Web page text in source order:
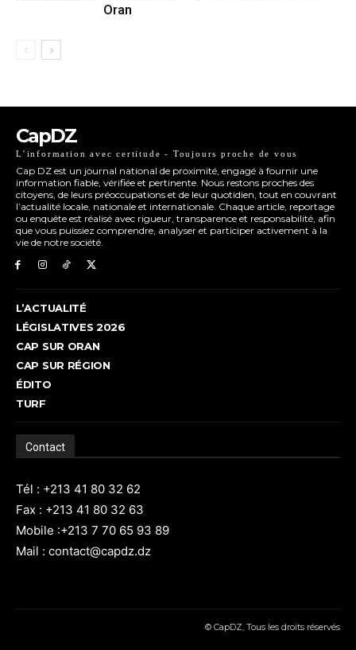
Oran
CapDZ
L’information avec certitude - Toujours proche de vous
Cap DZ est un journal national de proximité, engagé à fournir une
information fiable, vérifiée et pertinente. Nous restons proches des
citoyens, de leurs préoccupations et de leur quotidien, tout en couvrant
l’actualité locale, nationale et internationale. Chaque article, reportage
ou enquête est réalisé avec rigueur, transparence et responsabilité, afin
que vous puissiez comprendre, analyser et participer activement à la
vie de notre société.
L’ACTUALITÉ
LÉGISLATIVES 2026
CAP SUR ORAN
CAP SUR RÉGION
ÉDITO
TURF
Contact
Tél : +213 41 80 32 62
Fax : +213 41 80 32 63
Mobile :+213 7 70 65 93 89
Mail : contact@capdz.dz
© CapDZ, Tous les droits réservés